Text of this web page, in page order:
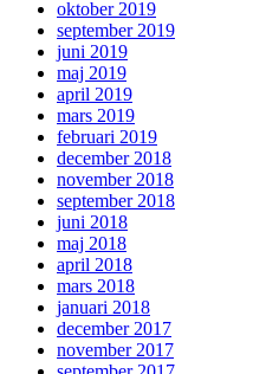
oktober 2019
september 2019
juni 2019
maj 2019
april 2019
mars 2019
februari 2019
december 2018
november 2018
september 2018
juni 2018
maj 2018
april 2018
mars 2018
januari 2018
december 2017
november 2017